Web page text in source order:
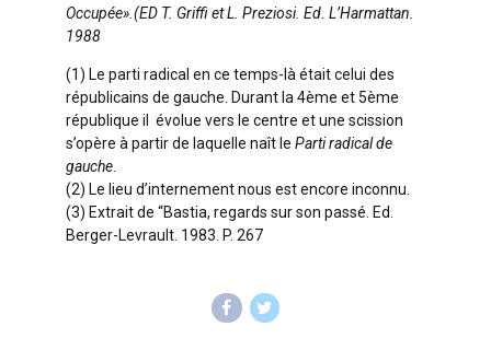
Occupée».(ED T. Griffi et L. Preziosi. Ed. L’Harmattan.
1988
(1) Le parti radical en ce temps-là était celui des
républicains de gauche. Durant la 4ème et 5ème
république il évolue vers le centre et une scission
s’opère à partir de laquelle naît le Parti radical de
gauche
(2) Le lieu d’internement nous est encore inconnu.
(3) Extrait de “Bastia, regards sur son passé. Ed.
Berger-Levrault. 1983. P. 267